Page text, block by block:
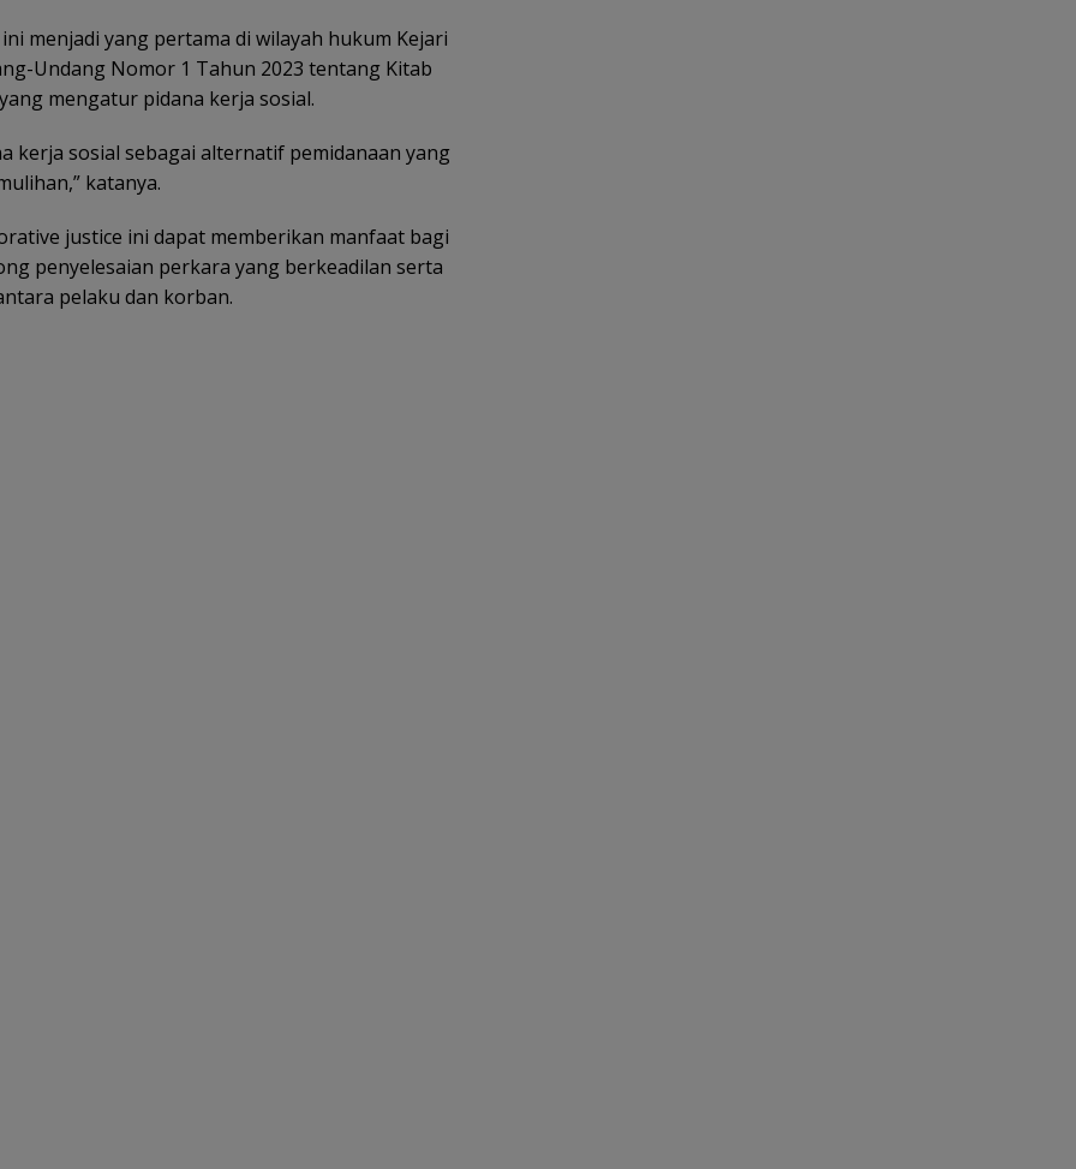
menjadi yang pertama di wilayah hukum Kejari
Undang Nomor 1 Tahun 2023 tentang Kitab
mengatur pidana kerja sosial.
kerja sosial sebagai alternatif pemidanaan yang
katanya.
justice ini dapat memberikan manfaat bagi
penyelesaian perkara yang berkeadilan serta
pelaku dan korban.